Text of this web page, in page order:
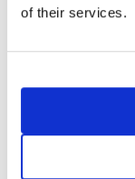
of their services.
Autorizzo il